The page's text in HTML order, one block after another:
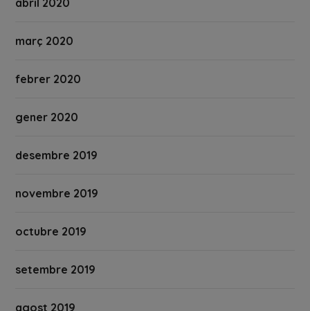
abril 2020
març 2020
febrer 2020
gener 2020
desembre 2019
novembre 2019
octubre 2019
setembre 2019
agost 2019